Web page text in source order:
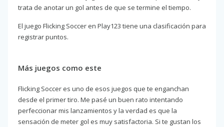
trata de anotar un gol antes de que se termine el tiempo.
El juego Flicking Soccer en Play123 tiene una clasificación para
registrar puntos.
Más juegos como este
Flicking Soccer es uno de esos juegos que te enganchan
desde el primer tiro. Me pasé un buen rato intentando
perfeccionar mis lanzamientos y la verdad es que la
sensación de meter gol es muy satisfactoria. Si te gustan los